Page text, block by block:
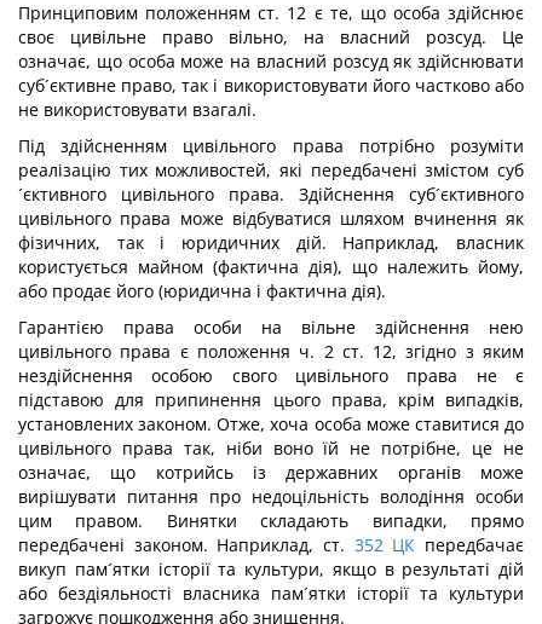
Принциповим положенням ст. 12 є те, що особа здійснює
своє цивільне право вільно, на власний розсуд. Це
означає, що особа може на власний розсуд як здійснювати
суб´єктивне право, так і використовувати його частково або
не використовувати взагалі.
Під здійсненням цивільного права потрібно розуміти
реалізацію тих можливостей, які передбачені змістом суб
´єктивного цивільного права. Здійснення суб´єктивного
цивільного права може відбуватися шляхом вчинення як
фізичних, так і юридичних дій. Наприклад, власник
користується майном (фактична дія), що належить йому,
або продає його (юридична і фактична дія).
Гарантією права особи на вільне здійснення нею
цивільного права є положення ч. 2 ст. 12, згідно з яким
нездійснення особою свого цивільного права не є
підставою для припинення цього права, крім випадків,
установлених законом. Отже, хоча особа може ставитися до
цивільного права так, ніби воно їй не потрібне, це не
означає, що котрийсь із державних органів може
вирішувати питання про недоцільність володіння особи
цим правом. Винятки складають випадки, прямо
передбачені законом. Наприклад, ст. 352 ЦК передбачає
викуп пам´ятки історії та культури, якщо в результаті дій
або бездіяльності власника пам´ятки історії та культури
загрожує пошкодження або знищення.